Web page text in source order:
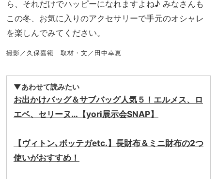
ら、それだけでハッピーになれますよね♪ みなさんも
この冬、お気に入りのアクセサリーで手元のオシャレ
を楽しんでみてください。
撮影／久保嘉範 取材・文／田中幸恵
▼あわせて読みたい
お出かけバッグ＆サブバッグ人気５！エルメス、ロ
エベ、セリーヌ…【yori展示会SNAP】
【ヴィトン､ボッテガetc.】長財布＆ミニ財布の2つ
使いがおすすめ！